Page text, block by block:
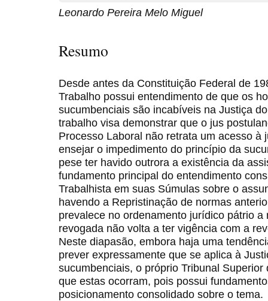
Leonardo Pereira Melo Miguel
Resumo
Desde antes da Constituição Federal de
Trabalho possui entendimento de que os
sucumbenciais são incabíveis na Justiça
trabalho visa demonstrar que o jus
Processo Laboral não retrata um acesso à
ensejar o impedimento do princípio da
pese ter havido outrora a existência da
fundamento principal do entendimento
Trabalhista em suas Súmulas sobre o
havendo a Repristinação de normas
prevalece no ordenamento jurídico pátrio
revogada não volta a ter vigência com a
Neste diapasão, embora haja uma
prever expressamente que se aplica à
sucumbenciais, o próprio Tribunal
que estas ocorram, pois possui
posicionamento consolidado sobre o tema.